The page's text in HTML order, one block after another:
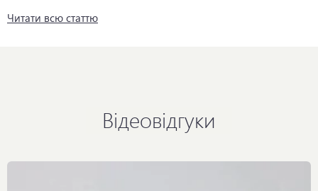
Читати всю статтю
Відеовідгуки